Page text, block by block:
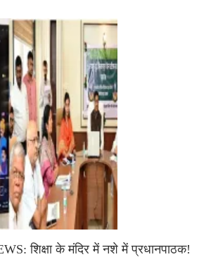
शिक्षा के मंदिर में नशे में प्रधानपाठक!